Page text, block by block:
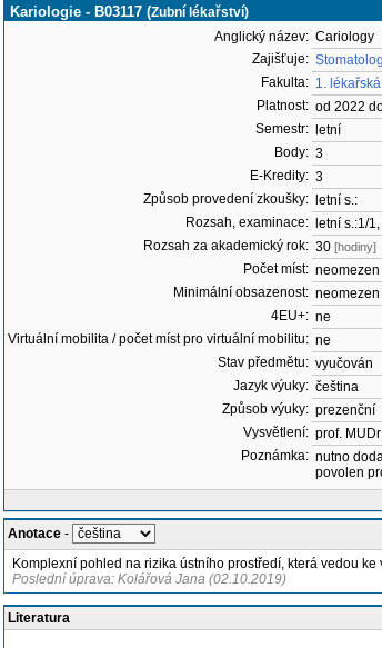
Kariologie - B03117 (Zubní lékařství)
Anglický název: Cariology
Zajišťuje:
Fakulta: 1.
Platnost: od 2022
Semestr:
letní
Body: 3
E-Kredity: 3
Způsob provedení zkoušky:
letní s.:
Rozsah, examinace:
letní s.:1/
Rozsah za akademický rok: 30 [hodiny]
Počet míst: neomezen
Minimální obsazenost: neomezen
4EU+: ne
Virtuální mobilita / počet míst pro virtuální mobilitu: ne
Stav předmětu: vyučován
Jazyk výuky: čeština
Způsob výuky: prezenční
Vysvětlení: prof.
Poznámka: nutno
povolen
Anotace -
Komplexní pohled na rizika ústního prostředí, která vedou
Poslední úprava: Kolářová Jana (02.10.2019)
Literatura